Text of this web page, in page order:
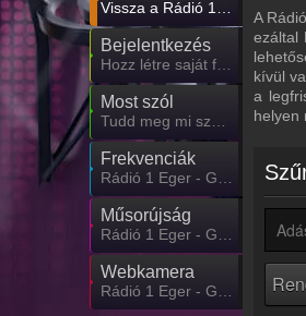
Bejelentkezés
Most szól
Frekvenciák
Műsorújság
Webkamera
A
ezáltal
kívül
a
helyen